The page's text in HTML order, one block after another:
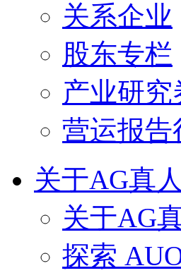
关系企业
股东专栏
产业研究
营运报告
关于AG真人
关于AG
探索